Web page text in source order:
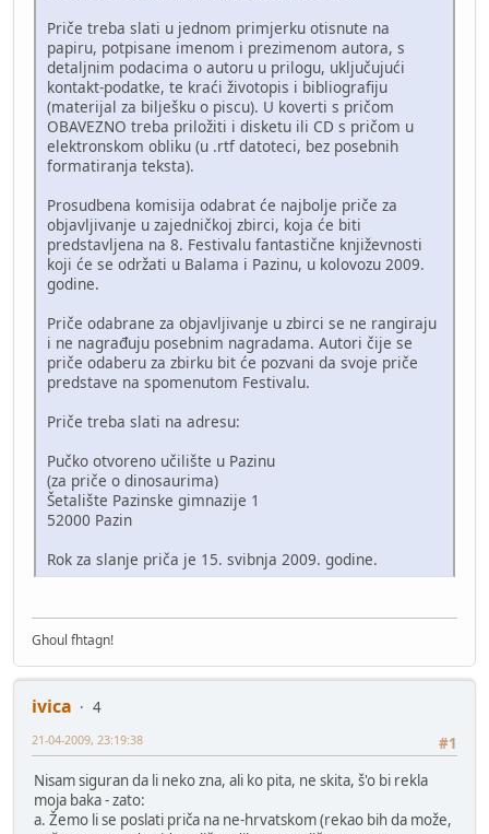
Priče treba slati u jednom primjerku otisnute na
papiru, potpisane imenom i prezimenom autora, s
detaljnim podacima o autoru u prilogu, uključujući
kontakt-podatke, te kraći životopis i bibliografiju
(materijal za bilješku o piscu). U koverti s pričom
OBAVEZNO treba priložiti i disketu ili CD s pričom u
elektronskom obliku (u .rtf datoteci, bez posebnih
formatiranja teksta).
Prosudbena komisija odabrat će najbolje priče za
objavljivanje u zajedničkoj zbirci, koja će biti
predstavljena na 8. Festivalu fantastične književnosti
koji će se održati u Balama i Pazinu, u kolovozu 2009.
godine.
Priče odabrane za objavljivanje u zbirci se ne rangiraju
i ne nagrađuju posebnim nagradama. Autori čije se
priče odaberu za zbirku bit će pozvani da svoje priče
predstave na spomenutom Festivalu.
Priče treba slati na adresu:
Pučko otvoreno učilište u Pazinu
(za priče o dinosaurima)
Šetalište Pazinske gimnazije 1
52000 Pazin
Rok za slanje priča je 15. svibnja 2009. godine.
Ghoul fhtagn!
ivica
4
#1
21-04-2009, 23:19:38
Nisam siguran da li neko zna, ali ko pita, ne skita, š'o bi rekla
moja baka - zato:
a. Žemo li se poslati priča na ne-hrvatskom (rekao bih da može,